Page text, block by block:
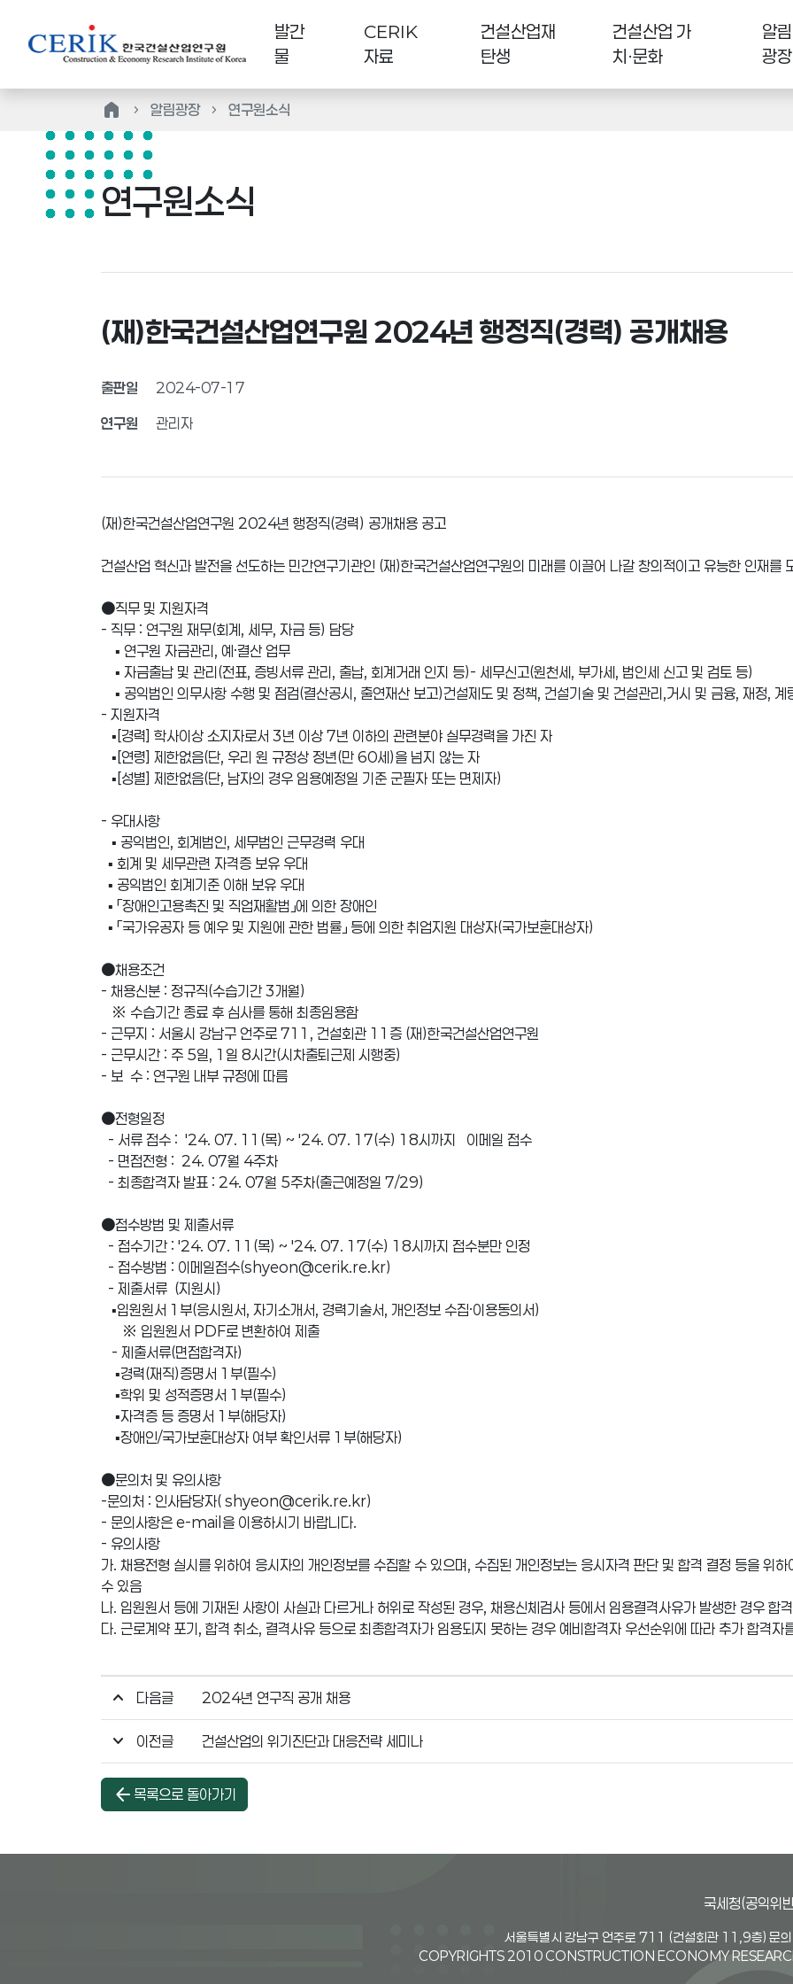
발간
물
CERIK
자료
건설산업재
탄생
건설산업 가
치·문화
알림
광장
home 알림광장 연구원소식
연구원소식
(재)한국건설산업연구원 2024년 행정직(경력) 공개채용
출판일 2024-07-17
연구원 관리자
(재)한국건설산업연구원 2024년 행정직(경력) 공개채용 공고
건설산업 혁신과 발전을 선도하는 민간연구기관인 (재)한국건설산업연구원의 미래를 이끌어 나갈 창의적이고 유능한 인재를
●직무 및 지원자격
- 직무 : 연구원 재무(회계, 세무, 자금 등) 담당
▪ 연구원 자금관리, 예·결산 업무
▪ 자금출납 및 관리(전표, 증빙서류 관리, 출납, 회계거래 인지 등)- 세무신고(원천세, 부가세, 법인세 신고 및 검토 등)
▪ 공익법인 의무사항 수행 및 점검(결산공시, 출연재산 보고)건설제도 및 정책, 건설기술 및 건설관리,거시 및 금융, 재정, 계
- 지원자격
▪[경력] 학사이상 소지자로서 3년 이상 7년 이하의 관련분야 실무경력을 가진 자
▪[연령] 제한없음(단, 우리 원 규정상 정년(만 60세)을 넘지 않는 자
▪[성별] 제한없음(단, 남자의 경우 임용예정일 기준 군필자 또는 면제자)
- 우대사항
▪ 공익법인, 회계법인, 세무법인 근무경력 우대
▪ 회계 및 세무관련 자격증 보유 우대
▪ 공익법인 회계기준 이해 보유 우대
▪ 「장애인고용촉진 및 직업재활법」에 의한 장애인
▪ 「국가유공자 등 예우 및 지원에 관한 법률」 등에 의한 취업지원 대상자(국가보훈대상자)
●채용조건
- 채용신분 : 정규직(수습기간 3개월)
※ 수습기간 종료 후 심사를 통해 최종임용함
- 근무지 : 서울시 강남구 언주로 711, 건설회관 11층 (재)한국건설산업연구원
- 근무시간 : 주 5일, 1일 8시간(시차출퇴근제 시행중)
- 보 수 : 연구원 내부 규정에 따름
●전형일정
- 서류 접수 : ′24. 07. 11(목) ~ ′24. 07. 17(수) 18시까지 이메일 접수
- 면접전형 : 24. 07월 4주차
- 최종합격자 발표 : 24. 07월 5주차(출근예정일 7/29)
●접수방법 및 제출서류
- 접수기간 : ′24. 07. 11(목) ~ ′24. 07. 17(수) 18시까지 접수분만 인정
- 접수방법 : 이메일접수(shyeon@cerik.re.kr)
- 제출서류 (지원시)
▪입원원서 1부(응시원서, 자기소개서, 경력기술서, 개인정보 수집·이용동의서)
※ 입원원서 PDF로 변환하여 제출
- 제출서류(면접합격자)
▪경력(재직)증명서 1부(필수)
▪학위 및 성적증명서 1부(필수)
▪자격증 등 증명서 1부(해당자)
▪장애인/국가보훈대상자 여부 확인서류 1부(해당자)
●문의처 및 유의사항
-문의처 : 인사담당자( shyeon@cerik.re.kr)
- 문의사항은 e-mail을 이용하시기 바랍니다.
- 유의사항
가. 채용전형 실시를 위하여 응시자의 개인정보를 수집할 수 있으며, 수집된 개인정보는 응시자격 판단 및 합격 결정 등을 위
수 있음
나. 입원원서 등에 기재된 사항이 사실과 다르거나 허위로 작성된 경우, 채용신체검사 등에서 임용결격사유가 발생한 경우 합
다. 근로계약 포기, 합격 취소, 결격사유 등으로 최종합격자가 임용되지 못하는 경우 예비합격자 우선순위에 따라 추가 합격자
다음글 2024년 연구직 공개 채용
이전글 건설산업의 위기진단과 대응전략 세미나
arrow_back 목록으로 돌아가기
국세청(공익위
서울특별시 강남구 언주로 711 (건설회관 11,9층)
COPYRIGHTS 2010 CONSTRUCTION ECONOMY